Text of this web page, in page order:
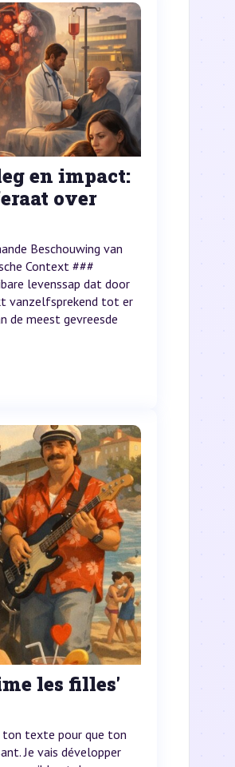
en impact:
over
Beschouwing van
Context ###
levenssap dat door
vanzelfsprekend tot er
de meest gevreesde
les filles'
ton texte pour que ton
Je vais développer